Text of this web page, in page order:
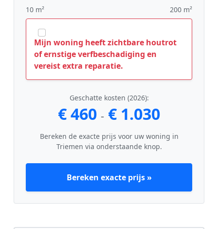
10 m² 200 m²
Mijn woning heeft zichtbare houtrot
of ernstige verfbeschadiging en
vereist extra reparatie.
Geschatte kosten (2026):
€ 460 - € 1.030
Bereken de exacte prijs voor uw woning in
Triemen via onderstaande knop.
Bereken exacte prijs »